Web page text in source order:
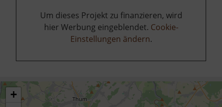
Um dieses Projekt zu finanzieren, wird
hier Werbung eingeblendet. Cookie-
Einstellungen ändern.
+